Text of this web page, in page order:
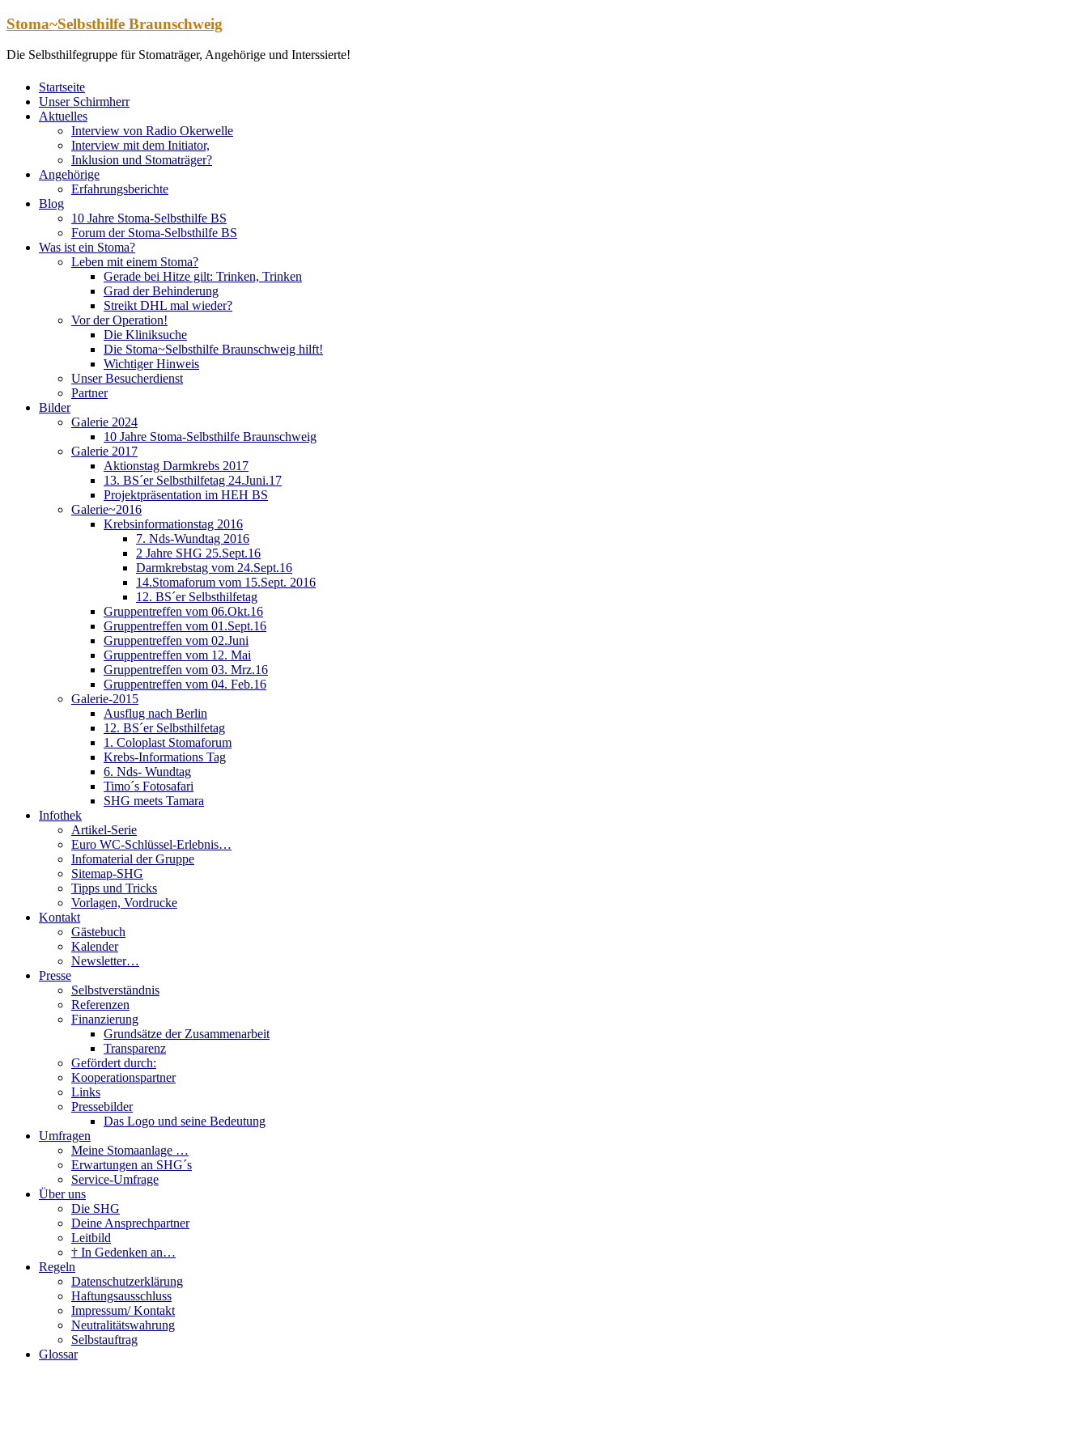
Zum
springen
Stoma~Selbsthilfe Braunschweig
Die Selbsthilfegruppe für Stomaträger, Angehörige und Interssierte!
Startseite
Unser Schirmherr
Aktuelles
Interview von Radio Okerwelle
Interview mit dem Initiator,
Inklusion und Stomaträger?
Angehörige
Erfahrungsberichte
Blog
10 Jahre Stoma-Selbsthilfe BS
Forum der Stoma-Selbsthilfe BS
Was ist ein Stoma?
Leben mit einem Stoma?
Gerade bei Hitze gilt: Trinken, Trinken
Grad der Behinderung
Streikt DHL mal wieder?
Vor der Operation!
Die Kliniksuche
Die Stoma~Selbsthilfe Braunschweig hilft!
Wichtiger Hinweis
Unser Besucherdienst
Partner
Bilder
Galerie 2024
10 Jahre Stoma-Selbsthilfe Braunschweig
Galerie 2017
Aktionstag Darmkrebs 2017
13. BS´er Selbsthilfetag 24.Juni.17
Projektpräsentation im HEH BS
Galerie~2016
Krebsinformationstag 2016
7. Nds-Wundtag 2016
2 Jahre SHG 25.Sept.16
Darmkrebstag vom 24.Sept.16
14.Stomaforum vom 15.Sept. 2016
12. BS´er Selbsthilfetag
Gruppentreffen vom 06.Okt.16
Gruppentreffen vom 01.Sept.16
Gruppentreffen vom 02.Juni
Gruppentreffen vom 12. Mai
Gruppentreffen vom 03. Mrz.16
Gruppentreffen vom 04. Feb.16
Galerie-2015
Ausflug nach Berlin
12. BS´er Selbsthilfetag
1. Coloplast Stomaforum
Krebs-Informations Tag
6. Nds- Wundtag
Timo´s Fotosafari
SHG meets Tamara
Infothek
Artikel-Serie
Euro WC-Schlüssel-Erlebnis…
Infomaterial der Gruppe
Sitemap-SHG
Tipps und Tricks
Vorlagen, Vordrucke
Kontakt
Gästebuch
Kalender
Newsletter…
Presse
Selbstverständnis
Referenzen
Finanzierung
Grundsätze der Zusammenarbeit
Transparenz
Gefördert durch:
Kooperationspartner
Links
Pressebilder
Das Logo und seine Bedeutung
Umfragen
Meine Stomaanlage …
Erwartungen an SHG´s
Service-Umfrage
Über uns
Die SHG
Deine Ansprechpartner
Leitbild
† In Gedenken an…
Regeln
Datenschutzerklärung
Haftungsausschluss
Impressum/ Kontakt
Neutralitätswahrung
Selbstauftrag
Glossar